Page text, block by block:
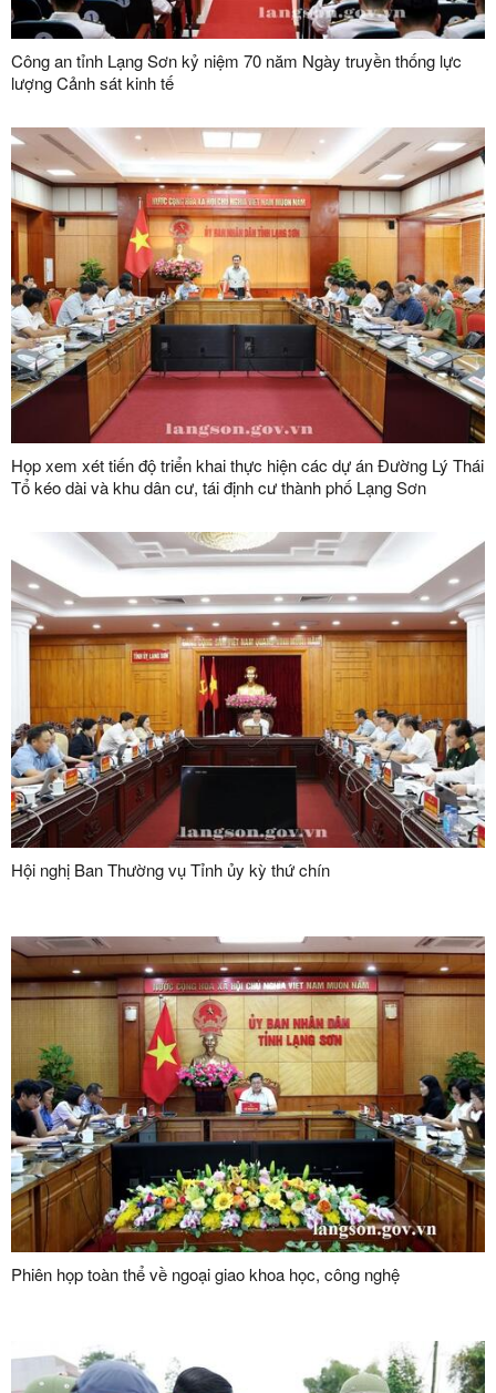
Công an tỉnh Lạng Sơn kỷ niệm 70 năm Ngày truyền thống lực
lượng Cảnh sát kinh tế
Họp xem xét tiến độ triển khai thực hiện các dự án Đường Lý Thái
Tổ kéo dài và khu dân cư, tái định cư thành phố Lạng Sơn
Hội nghị Ban Thường vụ Tỉnh ủy kỳ thứ chín
Phiên họp toàn thể về ngoại giao khoa học, công nghệ